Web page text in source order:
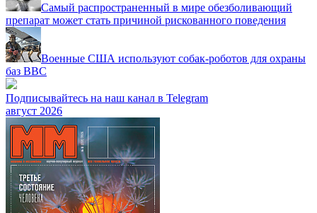
Самый распространенный в мире обезболивающий
препарат может стать причиной рискованного поведения
Военные США используют собак-роботов для охраны
баз ВВС
Подписывайтесь на наш канал в Telegram
август 2026